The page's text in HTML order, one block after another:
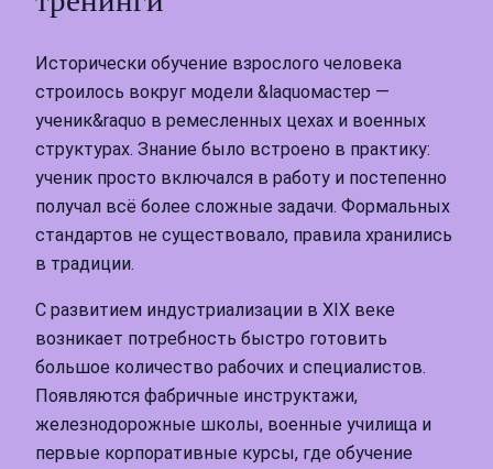
Исторически обучение взрослого человека
строилось вокруг модели &laquoмастер —
ученик&raquo в ремесленных цехах и военных
структурах. Знание было встроено в практику:
ученик просто включался в работу и постепенно
получал всё более сложные задачи. Формальных
стандартов не существовало, правила хранились
в традиции.
С развитием индустриализации в XIX веке
возникает потребность быстро готовить
большое количество рабочих и специалистов.
Появляются фабричные инструктажи,
железнодорожные школы, военные училища и
первые корпоративные курсы, где обучение